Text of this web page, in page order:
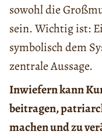
sowohl die
sein. Wichtig ist:
symbolisch dem
zentrale Aussage.
Inwiefern kann
beitragen,
machen und zu